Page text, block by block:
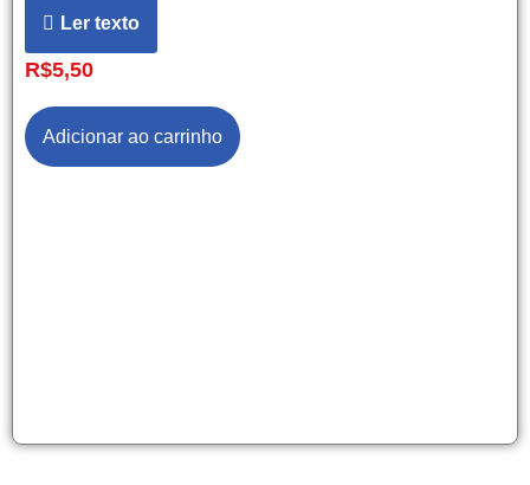
Ler texto
R$5,50
Adicionar ao carrinho